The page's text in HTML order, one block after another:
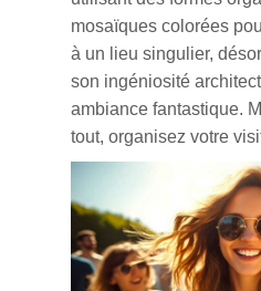
mosaïques colorées
à un lieu singulier,
son ingéniosité
ambiance fantastique.
tout, organisez votre